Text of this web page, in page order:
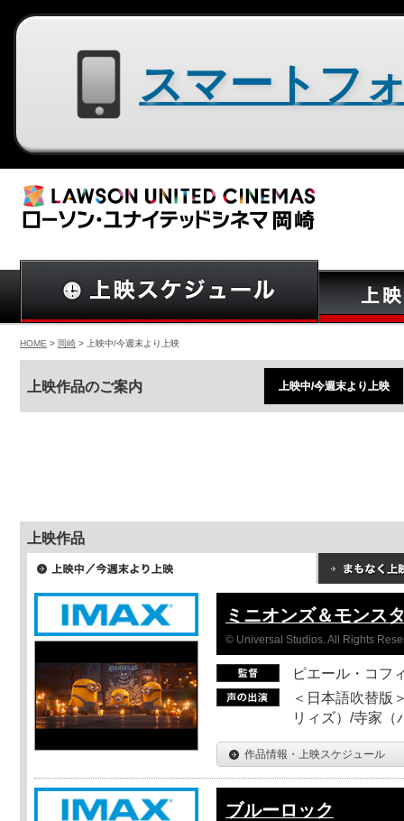
HOME > 岡崎 > 上映中/今週末より上映
上映作品のご案内 上映中/今週末より上映
上映作品
ミニオンズ＆モンス
© Universal Studios. All Rights
ピエール・コフ
＜日本語吹替版
リィズ）/寺家（
作品情報・上映スケジュール
ブルーロック